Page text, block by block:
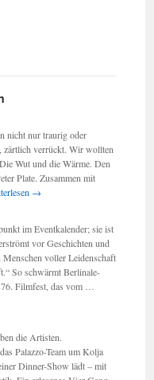
nicht nur traurig oder
zärtlich verrückt. Wir wollten
Wut und die Wärme. Den
Plate. Zusammen mit
→
im Eventkalender; sie ist
vor Geschichten und
voller Leidenschaft
So schwärmt Berlinale-
Filmfest, das vom …
die Artisten.
Palazzo-Team um Kolja
Dinner-Show lädt – mit